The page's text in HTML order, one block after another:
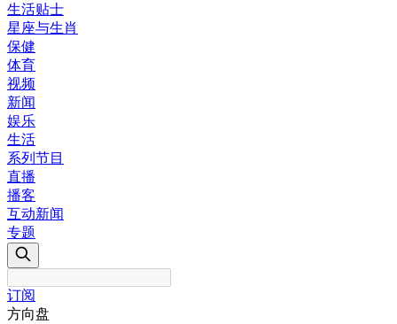
生活贴士
星座与生肖
保健
体育
视频
新闻
娱乐
生活
系列节目
直播
播客
互动新闻
专题
订阅
方向盘